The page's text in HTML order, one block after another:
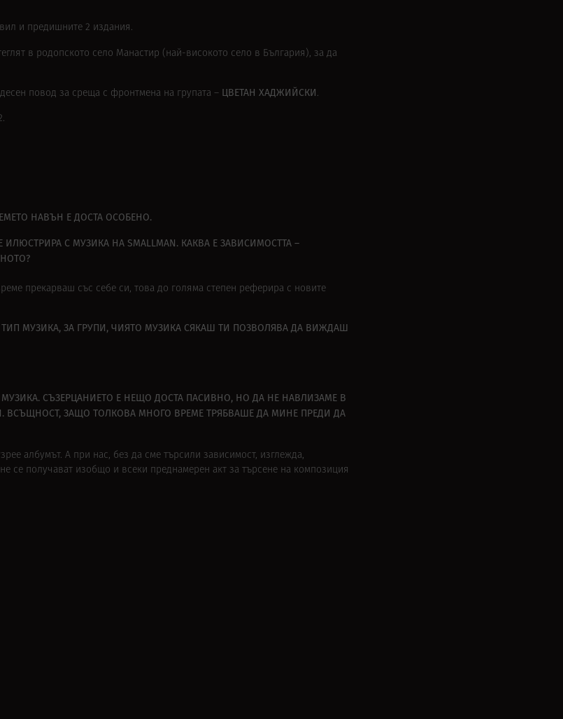
и предишните 2 издания.
в родопското село Манастир (най-високото село в България), за да
повод за среща с фронтмена на групата – ЦВЕТАН ХАДЖИЙСКИ .
НАВЪН Е ДОСТА ОСОБЕНО.
С МУЗИКА НА SMALLMAN. КАКВА Е ЗАВИСИМОСТТА –
прекарваш със себе си, това до голяма степен реферира с новите
МУЗИКА, ЗА ГРУПИ, ЧИЯТО МУЗИКА СЯКАШ ТИ ПОЗВОЛЯВА ДА ВИЖДАШ
СЪЗЕРЦАНИЕТО Е НЕЩО ДОСТА ПАСИВНО, НО ДА НЕ НАВЛИЗАМЕ В
ЗАЩО ТОЛКОВА МНОГО ВРЕМЕ ТРЯБВАШЕ ДА МИНЕ ПРЕДИ ДА
албумът. А при нас, без да сме търсили зависимост, изглежда,
се получават изобщо и всеки преднамерен акт за търсене на композиция